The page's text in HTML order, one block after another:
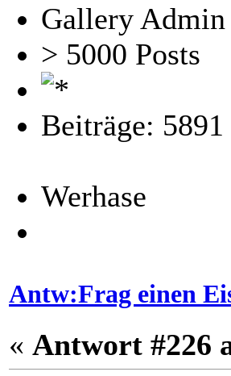
Gallery Admin
> 5000 Posts
Beiträge: 5891
Werhase
Antw:Frag einen
« Antwort #226